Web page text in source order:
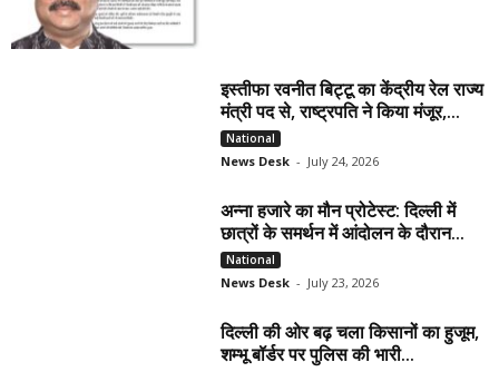
इस्तीफा रवनीत बिट्टू का केंद्रीय रेल राज्य
मंत्री पद से, राष्ट्रपति ने किया मंजूर,...
National
News Desk - July 24, 2026
अन्ना हजारे का मौन प्रोटेस्ट: दिल्ली में
छात्रों के समर्थन में आंदोलन के दौरान...
National
News Desk - July 23, 2026
दिल्ली की ओर बढ़ चला किसानों का हुजूम,
शम्भू बॉर्डर पर पुलिस की भारी...